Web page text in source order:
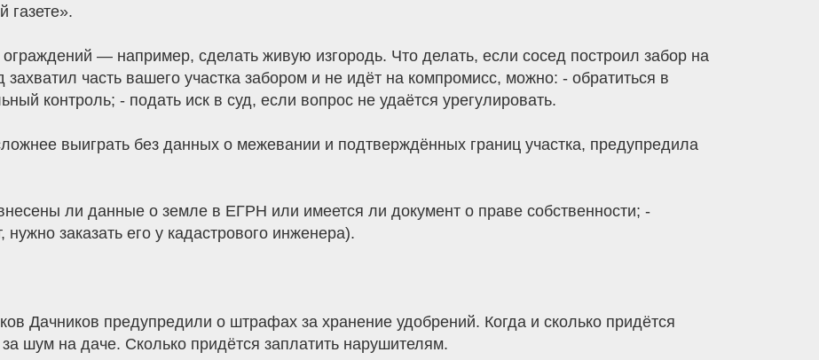
газете».
— например, сделать живую изгородь. Что делать, если сосед построил забор на
часть вашего участка забором и не идёт на компромисс, можно: - обратиться в
контроль; - подать иск в суд, если вопрос не удаётся урегулировать.
выиграть без данных о межевании и подтверждённых границ участка, предупредила
ли данные о земле в ЕГРН или имеется ли документ о праве собственности; -
заказать его у кадастрового инженера).
Дачников предупредили о штрафах за хранение удобрений. Когда и сколько придётся
шум на даче. Сколько придётся заплатить нарушителям.